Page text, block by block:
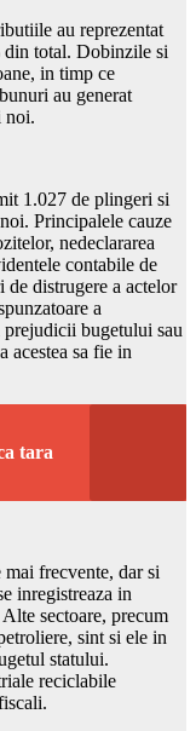
au reprezentat
din total. Dobinzile si
in timp ce
au generat
noi.
1.027 de plingeri si
Principalele cauze
nedeclararea
contabile de
distrugere a actelor
a
bugetului sau
acestea sa fie in
tara
frecvente, dar si
inregistreaza in
sectoare, precum
sint si ele in
statului.
reciclabile